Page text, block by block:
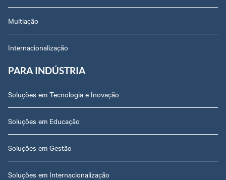
Multiação
Internacionalização
PARA INDÚSTRIA
Soluções em Tecnologia e Inovação
Soluções em Educação
Soluções em Gestão
Soluções em Internacionalização